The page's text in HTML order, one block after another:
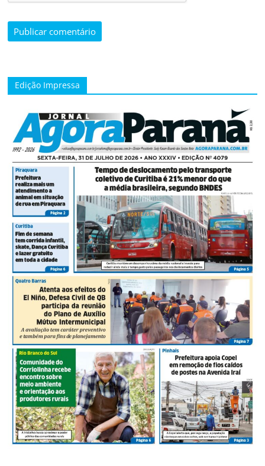
Edição Impressa